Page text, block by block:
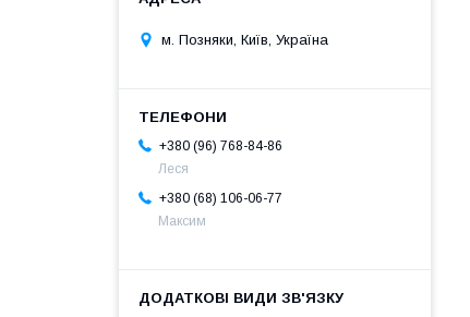
м. Позняки, Київ, Україна
+380 (96) 768-84-86
Леся
+380 (68) 106-06-77
Максим